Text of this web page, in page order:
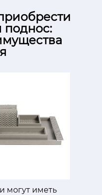
поднос:
могут иметь